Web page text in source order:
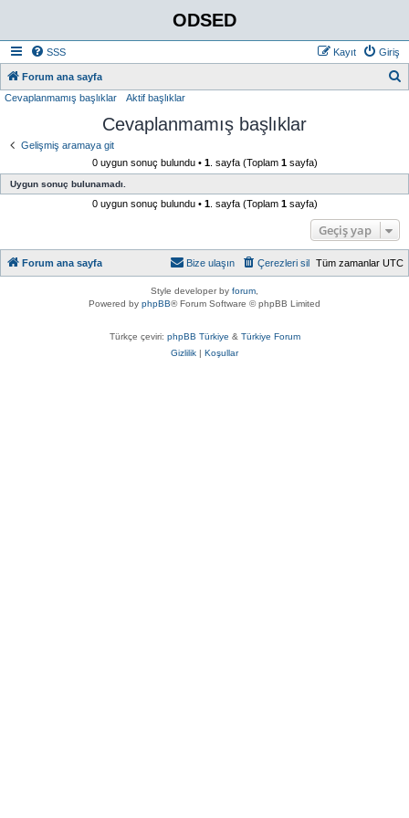
ODSED
SSS Giriş
Kayıt
Forum ana sayfa
Cevaplanmamış başlıklar Aktif başlıklar
Cevaplanmamış başlıklar
Gelişmiş aramaya git
0 uygun sonuç bulundu • 1. sayfa (Toplam 1sayfa)
Uygun sonuç bulunamadı.
0 uygun sonuç bulundu • 1. sayfa (Toplam 1sayfa)
Geçiş yap
Forum ana sayfa Tüm zamanlar UTC
Çerezleri sil
Bize ulaşın
Style developer by forum
Powered by phpBB® Forum Software © phpBB Limited
Türkçe çeviri: phpBB Türkiye & Türkiye Forum
Gizlilik | Koşullar